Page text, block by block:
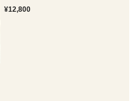
¥12,800